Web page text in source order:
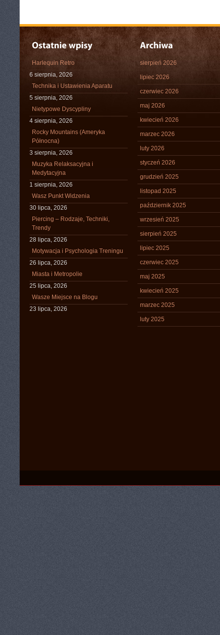
Harlequin Retro
6 sierpnia, 2026
Technika i Ustawienia Aparatu
5 sierpnia, 2026
Nietypowe Dyscypliny
4 sierpnia, 2026
Rocky Mountains (Ameryka
Północna)
3 sierpnia, 2026
Muzyka Relaksacyjna i
Medytacyjna
1 sierpnia, 2026
Wasz Punkt Widzenia
30 lipca, 2026
Piercing – Rodzaje, Techniki,
Trendy
28 lipca, 2026
Motywacja i Psychologia Treningu
26 lipca, 2026
Miasta i Metropolie
25 lipca, 2026
Wasze Miejsce na Blogu
23 lipca, 2026
sierpień 2026
lipiec 2026
czerwiec 2026
maj 2026
kwiecień 2026
marzec 2026
luty 2026
styczeń 2026
grudzień 2025
listopad 2025
październik 2025
wrzesień 2025
sierpień 2025
lipiec 2025
czerwiec 2025
maj 2025
kwiecień 2025
marzec 2025
luty 2025